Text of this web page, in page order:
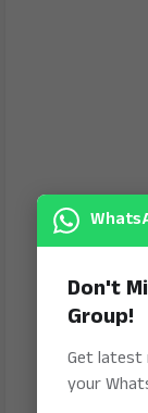
Don't
Group!
Get
your